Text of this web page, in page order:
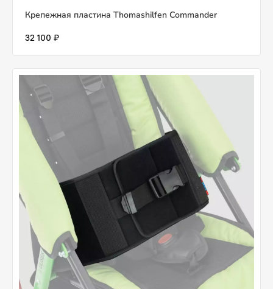
Крепежная пластина Thomashilfen Commander
32 100 ₽